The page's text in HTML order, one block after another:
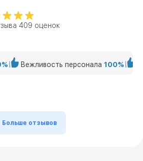
409 оценок
Вежливость персонала 100%
Больше отзывов